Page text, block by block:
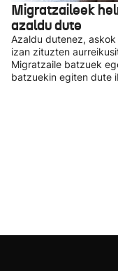
Migratzaileek
azaldu dute
Azaldu dutenez,
izan zituzten
Migratzaile batzuek
batzuekin egiten dute